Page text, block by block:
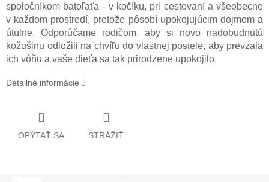
spoločníkom batoľaťa - v kočíku, pri cestovaní a všeobecne
v každom prostredí, pretože pôsobí upokojujúcim dojmom a
útulne. Odporúčame rodičom, aby si novo nadobudnutú
kožušinu odložili na chvíľu do vlastnej postele, aby prevzala
ich vôňu a vaše dieťa sa tak prirodzene upokojilo.
Detailné informácie
OPÝTAŤ SA STRÁŽIŤ